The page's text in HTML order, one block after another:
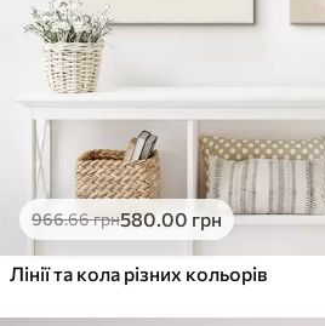
✓Яскраві, насичені кольори
✓Стійкість до вицвітання
✓Безпечне чорнило без запаху
✓Поверхня з текстурою полотна
✗ Екологічний матеріал
Еко-Преміум
.00 грн
✓Яскраві, насичені кольори
966.66грн580.00 грн
Лінії та кола різних кольорів